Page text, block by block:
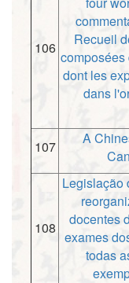
106
Recueil
composées
dont les
dans
107
A
108
Legislação
docentes
exames
todas